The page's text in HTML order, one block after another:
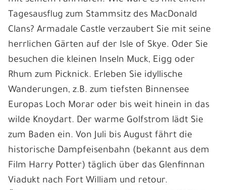
Tagesausflug zum Stammsitz des MacDonald
Clans? Armadale Castle verzaubert Sie mit seine
herrlichen Gärten auf der Isle of Skye. Oder Sie
besuchen die kleinen Inseln Muck, Eigg oder
Rhum zum Picknick. Erleben Sie idyllische
Wanderungen, z.B. zum tiefsten Binnensee
Europas Loch Morar oder bis weit hinein in das
wilde Knoydart. Der warme Golfstrom lädt Sie
zum Baden ein. Von Juli bis August fährt die
historische Dampfeisenbahn (bekannt aus dem
Film Harry Potter) täglich über das Glenfinnan
Viadukt nach Fort William und retour.